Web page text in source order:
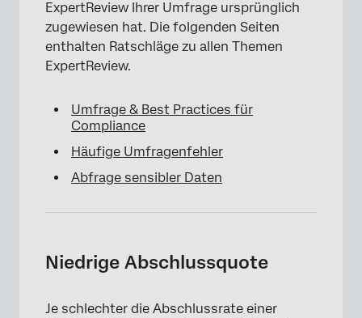
ExpertReview Ihrer Umfrage ursprünglich
zugewiesen hat. Die folgenden Seiten
enthalten Ratschläge zu allen Themen
ExpertReview.
Umfrage & Best Practices für
Compliance
Häufige Umfragenfehler
Abfrage sensibler Daten
Niedrige Abschlussquote
Je schlechter die Abschlussrate einer